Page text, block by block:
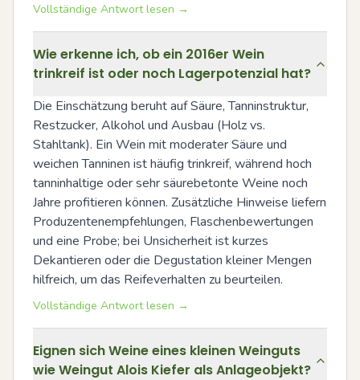
Vollständige Antwort lesen →
Wie erkenne ich, ob ein 2016er Wein
trinkreif ist oder noch Lagerpotenzial hat?
Die Einschätzung beruht auf Säure, Tanninstruktur,
Restzucker, Alkohol und Ausbau (Holz vs.
Stahltank). Ein Wein mit moderater Säure und
weichen Tanninen ist häufig trinkreif, während hoch
tanninhaltige oder sehr säurebetonte Weine noch
Jahre profitieren können. Zusätzliche Hinweise liefern
Produzentenempfehlungen, Flaschenbewertungen
und eine Probe; bei Unsicherheit ist kurzes
Dekantieren oder die Degustation kleiner Mengen
hilfreich, um das Reifeverhalten zu beurteilen.
Vollständige Antwort lesen →
Eignen sich Weine eines kleinen Weinguts
wie Weingut Alois Kiefer als Anlageobjekt?